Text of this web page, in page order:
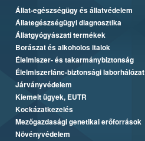
Állat-egészségügy és állatvédelem
Állategészségügyi diagnosztika
Állatgyógyászati termékek
Borászat és alkoholos italok
Élelmiszer- és takarmánybiztonság
Élelmiszerlánc-biztonsági laborhálózat
Járványvédelem
Kiemelt ügyek, EUTR
Kockázatkezelés
Mezőgazdasági genetikai erőforrások
Növényvédelem